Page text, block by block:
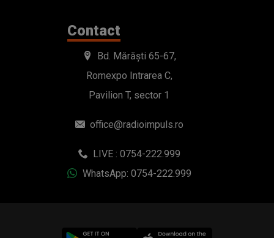
Contact
Bd. Mărăști 65-67,
Romexpo Intrarea C,
Pavilion T, sector 1
office@radioimpuls.ro
LIVE : 0754-222.999
WhatsApp: 0754-222.999